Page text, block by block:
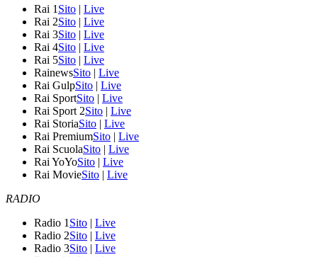
Rai 1 Sito | Live
Rai 2Sito | Live
Rai 3Sito | Live
Rai 4Sito | Live
Rai 5Sito | Live
RainewsSito | Live
Rai GulpSito | Live
Rai SportSito | Live
Rai Sport 2Sito | Live
Rai StoriaSito | Live
Rai PremiumSito | Live
Rai ScuolaSito | Live
Rai YoYoSito | Live
Rai MovieSito | Live
RADIO
Radio 1 Sito | Live
Radio 2Sito | Live
Radio 3Sito | Live